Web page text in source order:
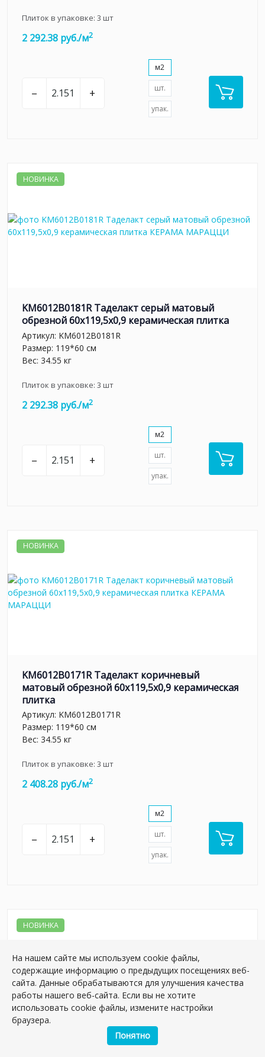
Плиток в упаковке: 3 шт
2 292.38 руб./м2
– +
м2
шт.
упак.
НОВИНКА
KM6012B0181R Таделакт серый матовый
обрезной 60x119,5x0,9 керамическая плитка
Артикул: KM6012B0181R
Размер: 119*60 см
Вес: 34.55 кг
Плиток в упаковке: 3 шт
2 292.38 руб./м2
– +
м2
шт.
упак.
НОВИНКА
KM6012B0171R Таделакт коричневый
матовый обрезной 60x119,5x0,9 керамическая
плитка
Артикул: KM6012B0171R
Размер: 119*60 см
Вес: 34.55 кг
Плиток в упаковке: 3 шт
2 408.28 руб./м2
– +
м2
шт.
упак.
НОВИНКА
На нашем сайте мы используем cookie файлы,
содержащие информацию о предыдущих посещениях веб-
сайта. Данные обрабатываются для улучшения качества
работы нашего веб-сайта. Если вы не хотите
использовать cookie файлы, измените настройки
браузера.
Понятно